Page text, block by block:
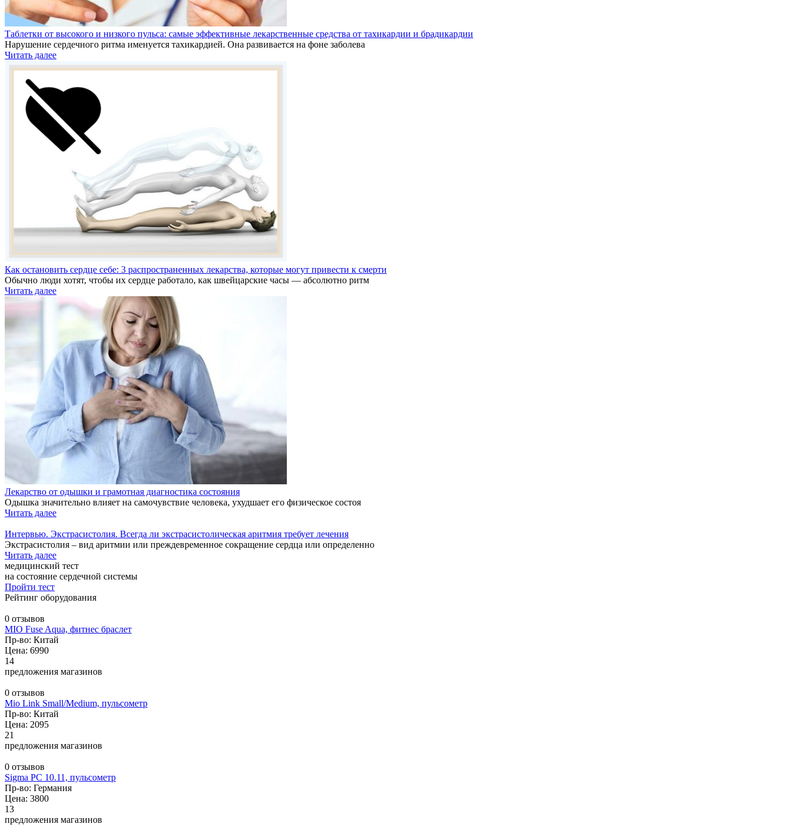
Таблетки от высокого и низкого пульса: самые эффективные лекарственные средства от тахикардии и брадикардии
Нарушение сердечного ритма именуется тахикардией. Она развивается на фоне заболева
Читать далее
Как остановить сердце себе: 3 распространенных лекарства, которые могут привести к смерти
Обычно люди хотят, чтобы их сердце работало, как швейцарские часы — абсолютно ритм
Читать далее
Лекарство от одышки и грамотная диагностика состояния
Одышка значительно влияет на самочувствие человека, ухудшает его физическое состоя
Читать далее
Интервью. Экстрасистолия. Всегда ли экстрасистолическая аритмия требует лечения
Экстрасистолия – вид аритмии или преждевременное сокращение сердца или определенно
Читать далее
медицинский тест
на состояние сердечной системы
Пройти тест
Рейтинг оборудования
0 отзывов
MIO Fuse Aqua, фитнес браслет
Пр-во: Китай
Цена: 6990
14
предложения магазинов
0 отзывов
Mio Link Small/Medium, пульсометр
Пр-во: Китай
Цена: 2095
21
предложения магазинов
0 отзывов
Sigma PC 10.11, пульсометр
Пр-во: Германия
Цена: 3800
13
предложения магазинов